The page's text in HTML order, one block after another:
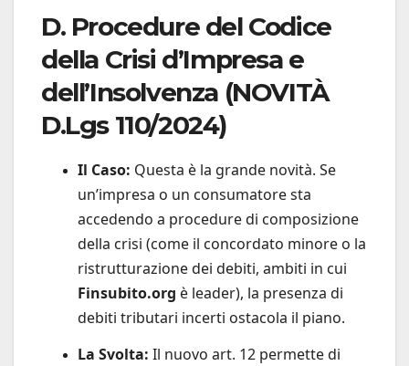
D. Procedure del Codice
della Crisi d’Impresa e
dell’Insolvenza (NOVITÀ
D.Lgs 110/2024)
Il Caso: Questa è la grande novità. Se
un’impresa o un consumatore sta
accedendo a procedure di composizione
della crisi (come il concordato minore o la
ristrutturazione dei debiti, ambiti in cui
Finsubito.org è leader), la presenza di
debiti tributari incerti ostacola il piano.
La Svolta: Il nuovo art. 12 permette di